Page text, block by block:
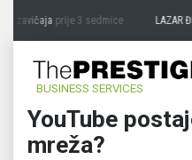
zavičajaprije 3 sedmice LAZAR
BUSINESS SERVICES
YouTube
mreža?